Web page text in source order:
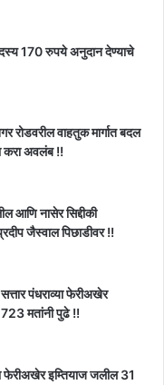
170 रुपये अनुदान देण्याचे
रोडवरील वाहतुक मार्गात बदल
करा अवलंब !!
आणि नासेर सिद्दीकी
जैस्वाल पिछाडीवर !!
पंधराव्या फेरीअखेर
मतांनी पुढे !!
फेरीअखेर इम्तियाज जलील 31